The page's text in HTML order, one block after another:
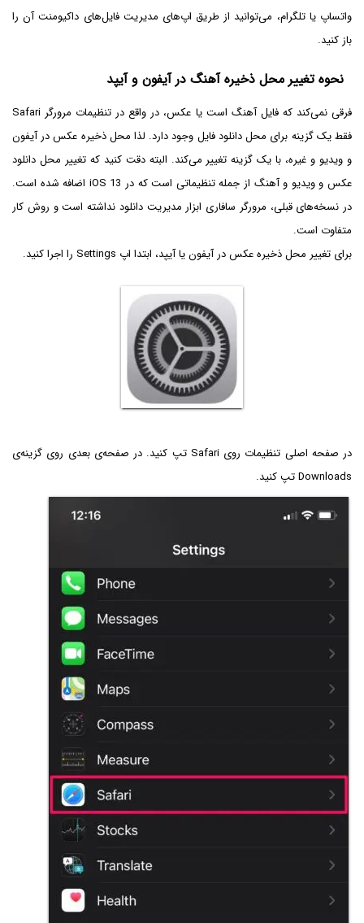
واتساپ یا تلگرام، می‌توانید از طریق اپ‌های مدیریت فایل‌های داکیومنت آن را
باز کنید.
نحوه تغییر محل ذخیره آهنگ در آیفون و آیپد
فقط یک گزینه برای محل دانلود فایل وجود دارد. لذا محل ذخیره عکس در آیفون
و ویدیو و غیره، با یک گزینه تغییر می‌کند. البته دقت کنید که تغییر محل دانلود
عکس و ویدیو و آهنگ از جمله تنظیماتی است که در iOS 13 اضافه شده است.
در نسخه‌های قبلی، مرورگر سافاری ابزار مدیریت دانلود نداشته است و روش کار
متفاوت است.
برای تغییر محل ذخیره عکس در آیفون یا آیپد، ابتدا اپ Settings را اجرا کنید.
در صفحه اصلی تنظیمات روی Safari تپ کنید. در صفحه‌ی بعدی روی گزینه‌ی
Downloads تپ کنید.